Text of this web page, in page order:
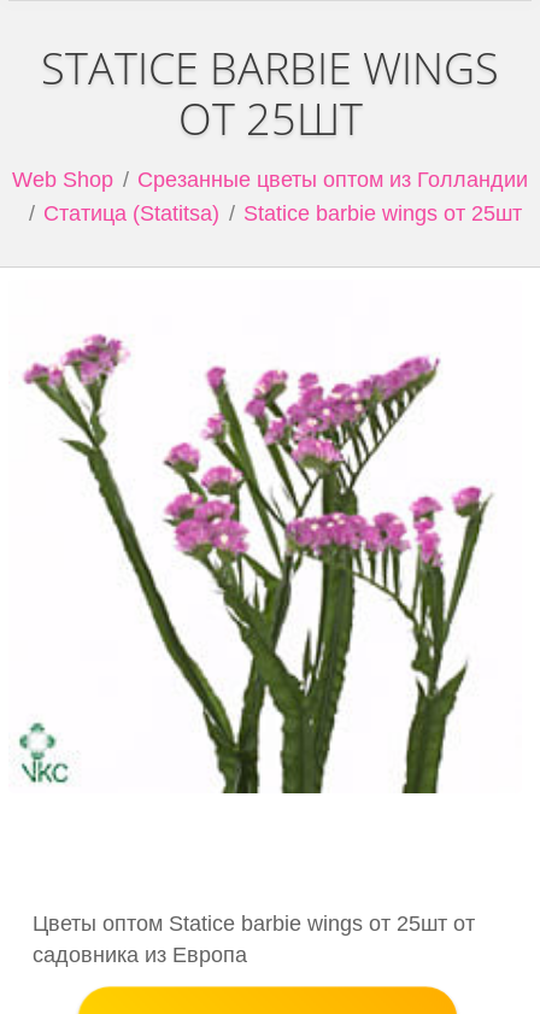
STATICE BARBIE WINGS
ОТ 25ШТ
Web Shop
Срезанные цветы оптом из Голландии
Статица (Statitsa)
Statice barbie wings от 25шт
Цветы оптом Statice barbie wings от 25шт от
садовника из Европа